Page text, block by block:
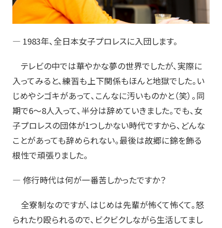
― 1983年、全日本女子プロレスに入団します。
テレビの中では華やかな夢の世界でしたが、実際に
入ってみると、練習も上下関係もほんと地獄でした。い
じめやシゴキがあって、こんなに汚いものかと（笑）。同
期で6〜8人入って、半分は辞めていきました。でも、女
子プロレスの団体が1つしかない時代ですから、どんな
ことがあっても辞められない。最後は故郷に錦を飾る
根性で頑張りました。
― 修行時代は何が一番苦しかったですか？
全寮制なのですが、はじめは先輩が怖くて怖くて。怒
られたり殴られるので、ビクビクしながら生活してまし